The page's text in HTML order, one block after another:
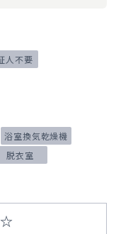
人不要
浴室換気乾燥機
脱衣室
☆